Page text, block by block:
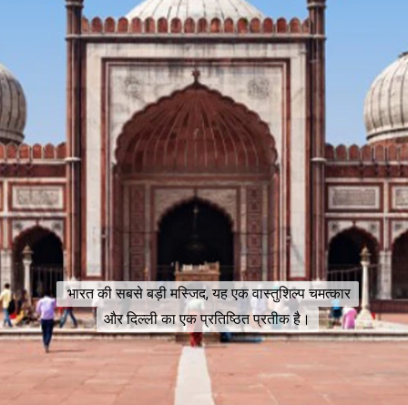
भारत की सबसे बड़ी मस्जिद, यह एक वास्तुशिल्प चमत्कार
और दिल्ली का एक प्रतिष्ठित प्रतीक है।
भारत की सबसे बड़ी मस्जिद, यह एक वास्तुशिल्प चमत्कार
और दिल्ली का एक प्रतिष्ठित प्रतीक है।